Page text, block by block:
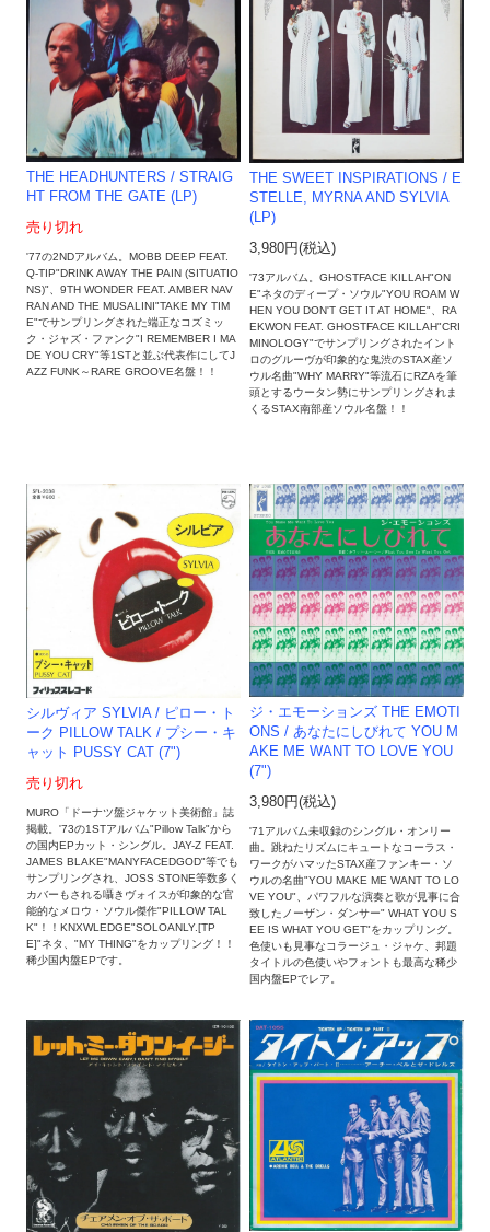
THE HEADHUNTERS / STRAIG
HT FROM THE GATE (LP)
売り切れ
'77の2NDアルバム。MOBB DEEP FEAT.
Q-TIP"DRINK AWAY THE PAIN (SITUATIO
NS)"、9TH WONDER FEAT. AMBER NAV
RAN AND THE MUSALINI"TAKE MY TIM
E"でサンプリングされた端正なコズミッ
ク・ジャズ・ファンク"I REMEMBER I MA
DE YOU CRY"等1STと並ぶ代表作にしてJ
AZZ FUNK～RARE GROOVE名盤！！
THE SWEET INSPIRATIONS / E
STELLE, MYRNA AND SYLVIA
(LP)
3,980円(税込)
'73アルバム。GHOSTFACE KILLAH"ON
E"ネタのディープ・ソウル"YOU ROAM W
HEN YOU DON'T GET IT AT HOME"、RA
EKWON FEAT. GHOSTFACE KILLAH"CRI
MINOLOGY"でサンプリングされたイント
ロのグルーヴが印象的な鬼渋のSTAX産ソ
ウル名曲"WHY MARRY"等流石にRZAを筆
頭とするウータン勢にサンプリングされま
くるSTAX南部産ソウル名盤！！
シルヴィア SYLVIA / ピロー・ト
ーク PILLOW TALK / プシー・キ
ャット PUSSY CAT (7")
売り切れ
MURO「ドーナツ盤ジャケット美術館」誌
掲載。'73の1STアルバム"Pillow Talk"から
の国内EPカット・シングル。JAY-Z FEAT.
JAMES BLAKE"MANYFACEDGOD"等でも
サンプリングされ、JOSS STONE等数多く
カバーもされる囁きヴォイスが印象的な官
能的なメロウ・ソウル傑作"PILLOW TAL
K"！！KNXWLEDGE"SOLOANLY​.​[​TP
E]"ネタ、"MY THING"をカップリング！！
稀少国内盤EPです。
ジ・エモーションズ THE EMOTI
ONS / あなたにしびれて YOU M
AKE ME WANT TO LOVE YOU
(7")
3,980円(税込)
'71アルバム未収録のシングル・オンリー
曲。跳ねたリズムにキュートなコーラス・
ワークがハマッたSTAX産ファンキー・ソ
ウルの名曲"YOU MAKE ME WANT TO LO
VE YOU"、パワフルな演奏と歌が見事に合
致したノーザン・ダンサー" WHAT YOU S
EE IS WHAT YOU GET"をカップリング。
色使いも見事なコラージュ・ジャケ、邦題
タイトルの色使いやフォントも最高な稀少
国内盤EPでレア。